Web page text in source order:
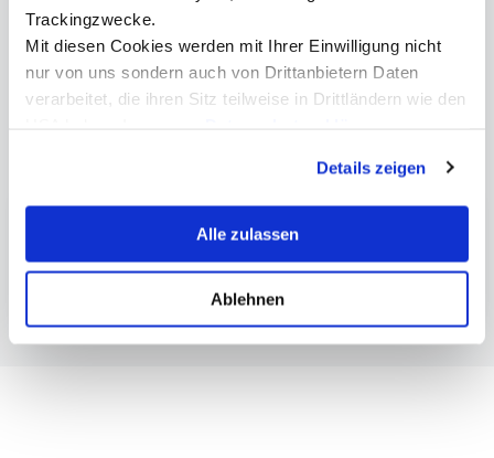
Trackingzwecke.
Mit diesen Cookies werden mit Ihrer Einwilligung nicht
nur von uns sondern auch von Drittanbietern Daten
verarbeitet, die ihren Sitz teilweise in Drittländern wie den
erklären Ihnen genau, was eine Datenübermittlung in die
USA bedeuten kann.
Details zeigen
Alle zulassen
Ablehnen
presse@mci.edu
Entrepreneurship & Tourismus | Master
Internationales Studium am MCI